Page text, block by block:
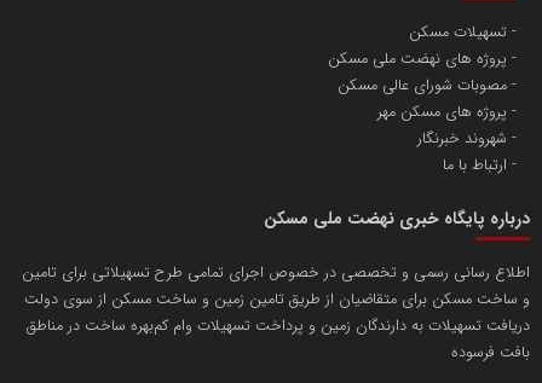
تسهیلات مسکن
پروژه های نهضت ملی مسکن
مصوبات شورای عالی مسکن
پروژه های مسکن مهر
شهروند خبرنگار
ارتباط با ما
درباره پایگاه خبری نهضت ملی مسکن
اطلاع رسانی رسمی و تخصصی در خصوص اجرای تمامی طرح تسهیلاتی برای تامین
و ساخت مسکن برای متقاضیان از طریق تامین زمین و ساخت مسکن از سوی دولت
دریافت تسهیلات به دارندگان زمین و پرداخت تسهیلات وام کم‌بهره ساخت در مناطق
بافت فرسوده